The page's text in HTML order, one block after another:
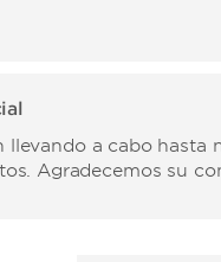
a cabo hasta
Agradecemos su